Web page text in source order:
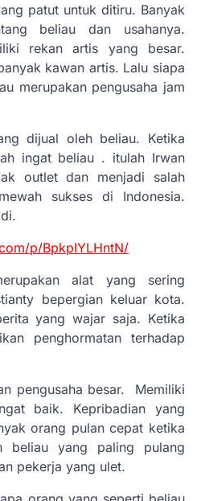
patut untuk ditiru. Banyak
beliau dan usahanya.
rekan artis yang besar.
kawan artis. Lalu siapa
merupakan pengusaha jam
dijual oleh beliau. Ketika
ingat beliau . itulah Irwan
outlet dan menjadi salah
sukses di Indonesia.
p/BpkpIYLHntN/
alat yang sering
bepergian keluar kota.
yang wajar saja. Ketika
penghormatan terhadap
pengusaha besar. Memiliki
baik. Kepribadian yang
orang pulan cepat ketika
beliau yang paling pulang
pekerja yang ulet.